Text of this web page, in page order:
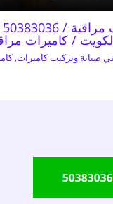
/ كاميرات
صيانة وتركيب كاميرات,